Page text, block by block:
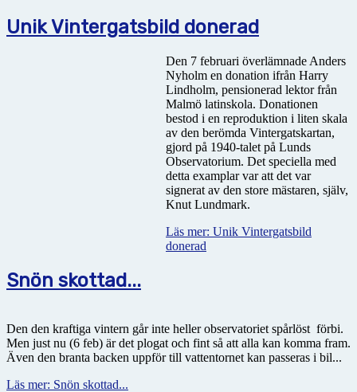
Unik Vintergatsbild donerad
Den 7 februari överlämnade Anders
Nyholm en donation ifrån Harry
Lindholm, pensionerad lektor från
Malmö latinskola. Donationen
bestod i en reproduktion i liten skala
av den berömda Vintergatskartan,
gjord på 1940-talet på Lunds
Observatorium. Det speciella med
detta examplar var att det var
signerat av den store mästaren, själv,
Knut Lundmark.
Läs mer: Unik Vintergatsbild
donerad
Snön skottad...
Den den kraftiga vintern går inte heller observatoriet spårlöst förbi.
Men just nu (6 feb) är det plogat och fint så att alla kan komma fram.
Även den branta backen uppför till vattentornet kan passeras i bil...
Läs mer: Snön skottad...